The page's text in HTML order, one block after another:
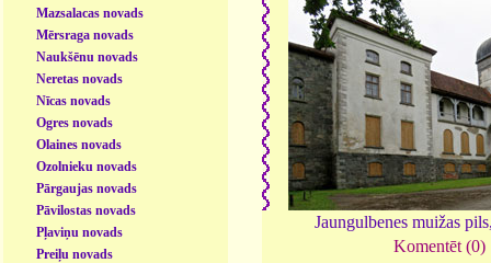
Mazsalacas novads
Mērsraga novads
Naukšēnu novads
Neretas novads
Nīcas novads
Ogres novads
Olaines novads
Ozolnieku novads
Pārgaujas novads
Pāvilostas novads
Pļaviņu novads
Preiļu novads
Jaungulbenes muižas
Komentēt (0)